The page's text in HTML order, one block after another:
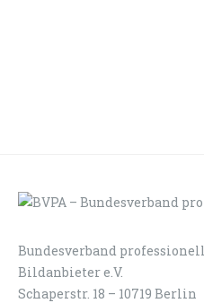
Bundesverband
Bildanbieter e.V.
Schaperstr. 18 – 10719 Berlin